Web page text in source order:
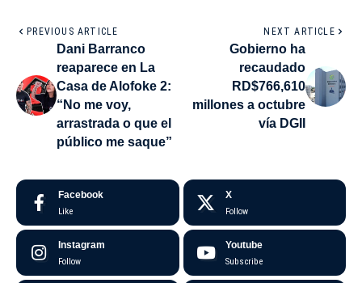
PREVIOUS ARTICLE
Dani Barranco
reaparece en La
Casa de Alofoke 2:
“No me voy,
arrastrada o que el
público me saque”
NEXT ARTICLE
Gobierno ha
recaudado
RD$766,610
millones a octubre
vía DGII
Facebook
Like
X
Follow
Instagram
Follow
Youtube
Subscribe